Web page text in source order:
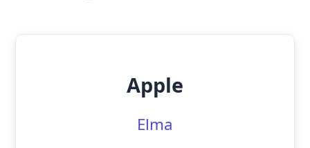
Apple
Elma